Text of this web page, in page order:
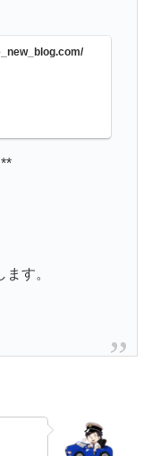
す。